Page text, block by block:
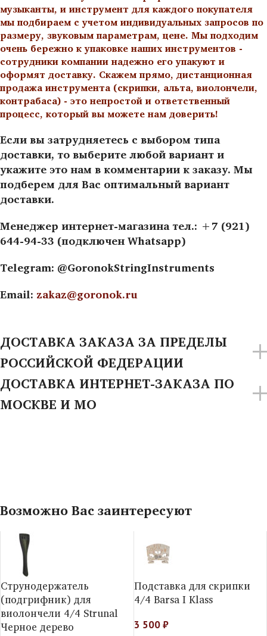
музыканты, и инструмент для каждого покупателя
мы подбираем с учетом индивидуальных запросов по
размеру, звуковым параметрам, цене. Мы подходим
очень бережно к упаковке наших инструментов -
сотрудники компании надежно его упакуют и
оформят доставку. Скажем прямо, дистанционная
продажа инструмента (скрипки, альта, виолончели,
контрабаса) - это непростой и ответственный
процесс, который вы можете нам доверить!
Если вы затрудняетесь с выбором типа
доставки, то выберите любой вариант и
укажите это нам в комментарии к заказу. Мы
подберем для Вас оптимальный вариант
доставки.
Менеджер интернет-магазина тел.: +7 (921)
644-94-33 (подключен Whatsapp)
Telegram: @GoronokStringInstruments
Email: zakaz@goronok.ru
ДОСТАВКА ЗАКАЗА ЗА ПРЕДЕЛЫ
РОССИЙСКОЙ ФЕДЕРАЦИИ
ДОСТАВКА ИНТЕРНЕТ-ЗАКАЗА ПО
МОСКВЕ И МО
Возможно Вас заинтересуют
Струнодержатель
(подгрифник) для
виолончели 4/4 Strunal
Черное дерево
Подставка для скрипки
4/4 Barsa I Klass
3 500₽